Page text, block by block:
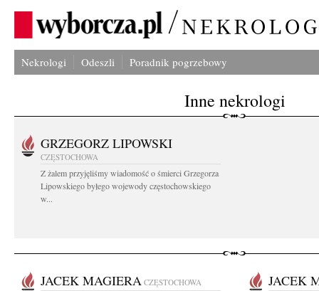
Nekrologi Odeszli Poradnik pogrzebowy
Inne nekrologi
GRZEGORZ LIPOWSKI
CZĘSTOCHOWA
Z żalem przyjęliśmy wiadomość o śmierci Grzegorza
Lipowskiego byłego wojewody częstochowskiego
w...
JACEK MAGIERA CZĘSTOCHOWA JACEK